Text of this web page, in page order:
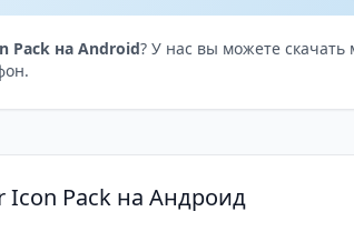
выбор.
решением для поклонников
популярные лаунчеры и хочет
Pack на Android? У нас вы можете
Icon Pack на Андроид